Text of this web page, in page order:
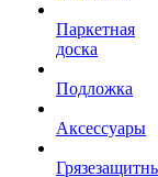
Паркетная
доска
Подложка
Аксессуары